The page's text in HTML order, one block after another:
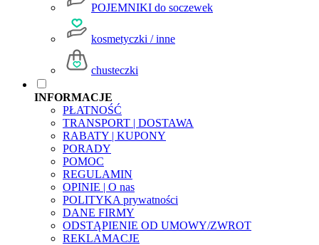
POJEMNIKI do soczewek
kosmetyczki / inne
chusteczki
INFORMACJE
PŁATNOŚĆ
TRANSPORT | DOSTAWA
RABATY | KUPONY
PORADY
POMOC
REGULAMIN
OPINIE | O nas
POLITYKA prywatności
DANE FIRMY
ODSTĄPIENIE OD UMOWY/ZWROT
REKLAMACJE